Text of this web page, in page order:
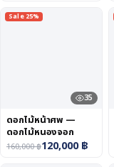
Sale 25%
35
ดอกไม้หน้าศพ —
ดอกไม้หนองจอก
160,000฿120,000฿